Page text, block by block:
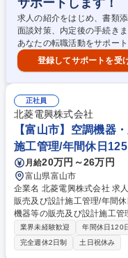
サポートします！
求人の紹介をはじめ、書類
面談対策、内定後の手続き
あなたの転職活動をサポート
登録してサポートを受
正社員
北菱電興株式会社
【富山市】空調機器
施工管理/年間休日
月給20万円～26万円
富山県富山市
企業名 北菱電興株式会社 求人名 【富山市】空調機器・産業用FA機器等の
販売及び設計施工管理/年間休日125日◎ 仕事の内容
機器等の販売及び設計施工管理をご
◆三菱電機代理店業務及び
営業 ※社用車使用 【従事すべき業務の変更範囲】会社の指示する業務 募
集職種 【富山市】空調機器
業界未経験歓迎 年間休日120
完全週休2日制
土日祝休み